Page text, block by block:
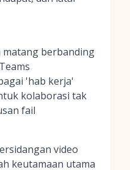
matang berbanding
'hab kerja'
kolaborasi tak
fail
video
keutamaan utama